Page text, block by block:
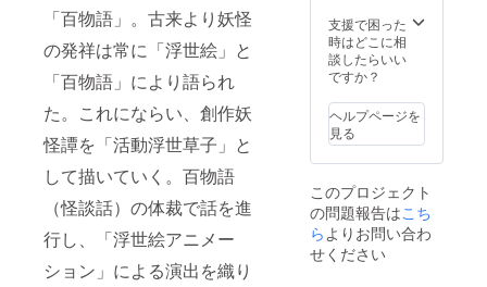
「百物語」。古来より妖怪
の発祥は常に「浮世絵」と
「百物語」により語られ
た。これにならい、創作妖
怪譚を「活動浮世草子」と
して描いていく。百物語
（怪談話）の体裁で話を進
行し、「浮世絵アニメー
ション」による演出を織り
支援で困った
時はどこに相
談したらいい
ですか？
ヘルプページを
見る
このプロジェクト
の問題報告はこち
らよりお問い合わ
せください